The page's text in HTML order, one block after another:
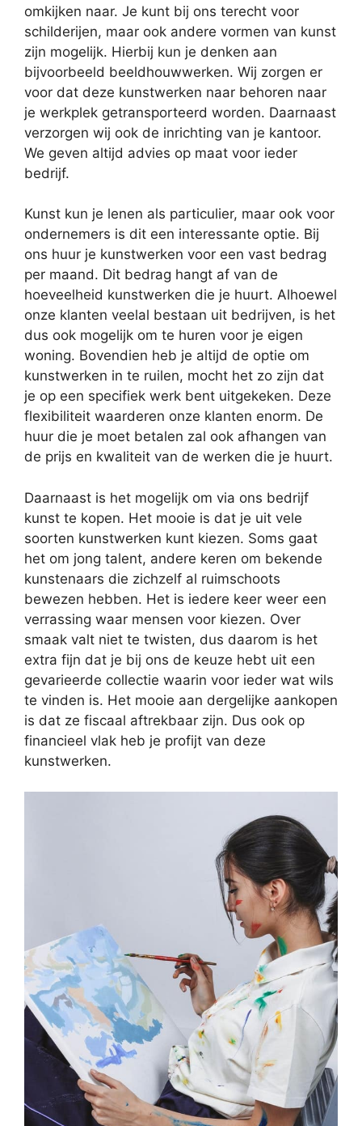
omkijken naar. Je kunt bij ons terecht voor
schilderijen, maar ook andere vormen van kunst
zijn mogelijk. Hierbij kun je denken aan
bijvoorbeeld beeldhouwwerken. Wij zorgen er
voor dat deze kunstwerken naar behoren naar
je werkplek getransporteerd worden. Daarnaast
verzorgen wij ook de inrichting van je kantoor.
We geven altijd advies op maat voor ieder
bedrijf.
Kunst kun je lenen als particulier, maar ook voor
ondernemers is dit een interessante optie. Bij
ons huur je kunstwerken voor een vast bedrag
per maand. Dit bedrag hangt af van de
hoeveelheid kunstwerken die je huurt. Alhoewel
onze klanten veelal bestaan uit bedrijven, is het
dus ook mogelijk om te huren voor je eigen
woning. Bovendien heb je altijd de optie om
kunstwerken in te ruilen, mocht het zo zijn dat
je op een specifiek werk bent uitgekeken. Deze
flexibiliteit waarderen onze klanten enorm. De
huur die je moet betalen zal ook afhangen van
de prijs en kwaliteit van de werken die je huurt.
Daarnaast is het mogelijk om via ons bedrijf
kunst te kopen. Het mooie is dat je uit vele
soorten kunstwerken kunt kiezen. Soms gaat
het om jong talent, andere keren om bekende
kunstenaars die zichzelf al ruimschoots
bewezen hebben. Het is iedere keer weer een
verrassing waar mensen voor kiezen. Over
smaak valt niet te twisten, dus daarom is het
extra fijn dat je bij ons de keuze hebt uit een
gevarieerde collectie waarin voor ieder wat wils
te vinden is. Het mooie aan dergelijke aankopen
is dat ze fiscaal aftrekbaar zijn. Dus ook op
financieel vlak heb je profijt van deze
kunstwerken.